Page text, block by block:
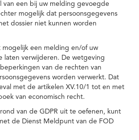
van een bij uw melding gevoegde
mogelijk dat persoonsgegevens
dossier niet kunnen worden
mogelijk een melding en/of uw
laten verwijderen. De wetgeving
van de rechten van
worden verwerkt. Dat
met de artikelen XV.10/1 tot en met
van economisch recht.
van de GDPR uit te oefenen, kunt
de Dienst Meldpunt van de FOD